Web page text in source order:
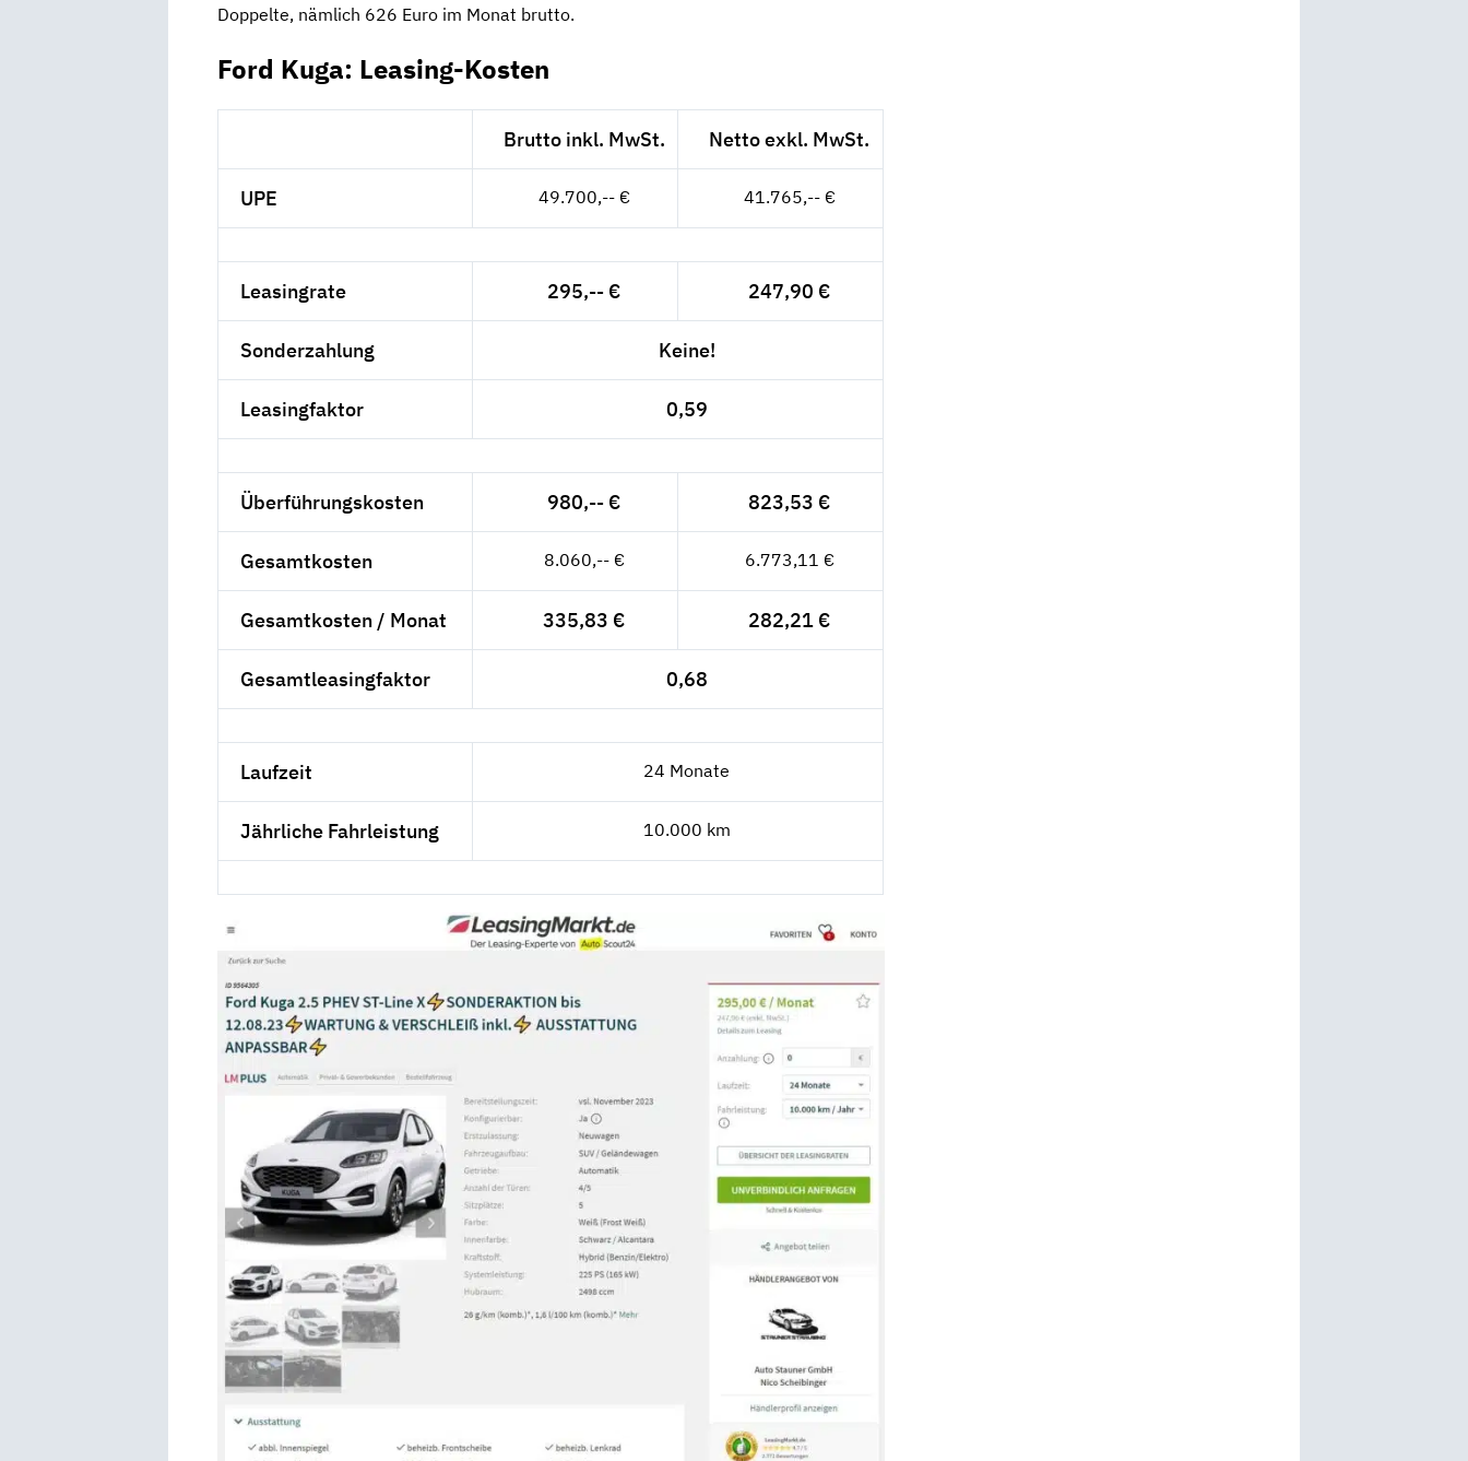
Doppelte, nämlich 626 Euro im Monat brutto.
Ford Kuga: Leasing-Kosten
Brutto inkl. MwSt. Netto exkl. MwSt.
UPE 49.700,-- € 41.765,-- €
Leasingrate 295,-- € 247,90 €
Sonderzahlung Keine!
Leasingfaktor 0,59
Überführungskosten 980,-- € 823,53 €
Gesamtkosten 8.060,-- € 6.773,11 €
Gesamtkosten / Monat 335,83 € 282,21 €
Gesamtleasingfaktor 0,68
Laufzeit 24 Monate
Jährliche Fahrleistung 10.000 km